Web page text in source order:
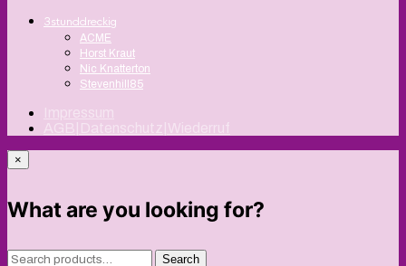
3stunddreckig
ACME
Horst Kraut
Nic Knatterton
Stevenhill85
Impressum
AGB|Datenschutz|Wiederruf
×
What are you looking for?
Search Search